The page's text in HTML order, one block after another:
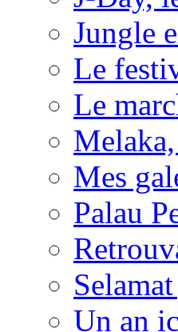
Jungle
Le
Le
Mes
Palau
Un an